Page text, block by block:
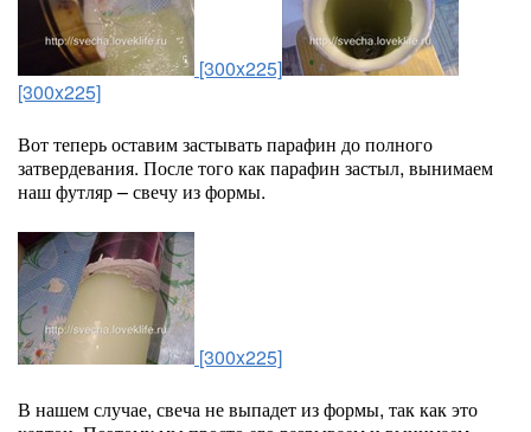
[300x225]
[300x225]
Вот теперь оставим застывать парафин до полного
затвердевания. После того как парафин застыл, вынимаем
наш футляр – свечу из формы.
[300x225]
В нашем случае, свеча не выпадет из формы, так как это